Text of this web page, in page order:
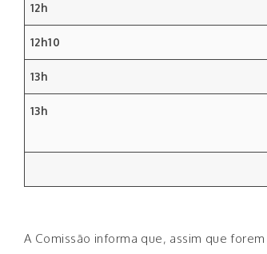
12h
12h10
13h
13h
A Comissão informa que, assim que